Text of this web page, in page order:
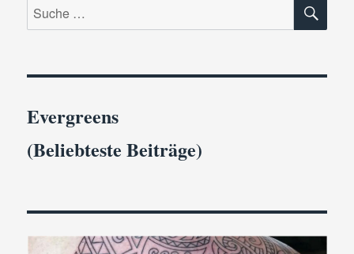
Suche
nach:
Evergreens
(Beliebteste Beiträge)